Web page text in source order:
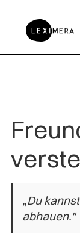
„Du
abhauen."